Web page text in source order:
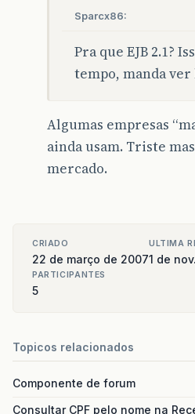
Sparcx86:
Pra que EJB 2.1?
tempo, manda ver
Algumas empresas
ainda usam. Triste
mercado.
CRIADO
22 de março de 2007
ULTIMA
1 de
PARTICIPANTES
5
Topicos relacionados
Componente de forum
Consultar CPF pelo nome na